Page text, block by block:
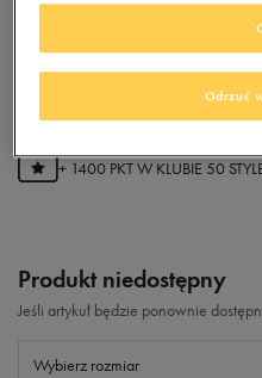
PUMA VIKKY PLATFORM
RIBBON MU
279,99złz Vat
+ 1400 PKT W KLUBIE 50
Produkt niedostępny
Jeśli artykuł będzie ponownie
Wybierz rozmiar
Odrzuć